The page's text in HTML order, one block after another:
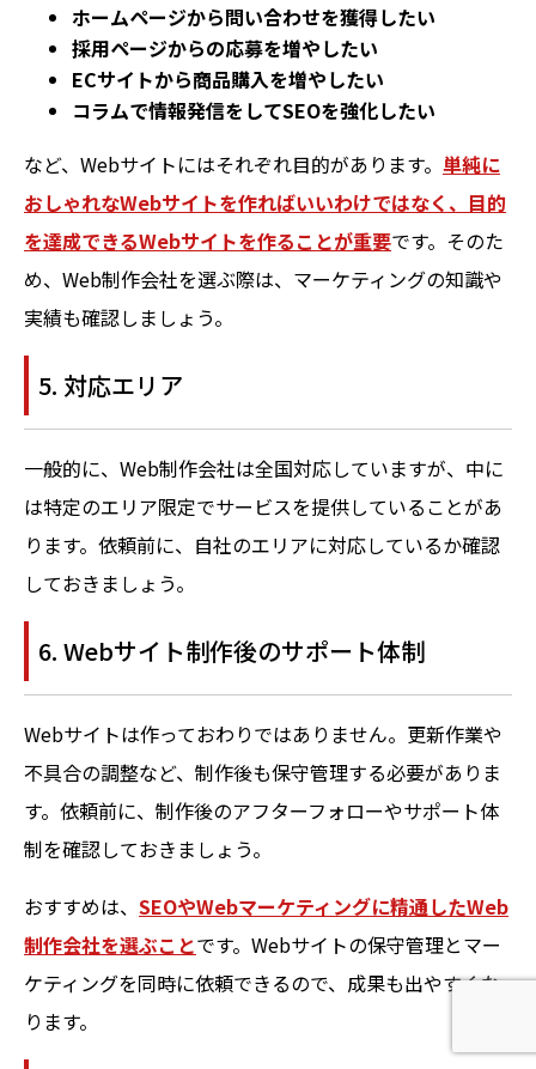
ホームページから問い合わせを獲得したい
採用ページからの応募を増やしたい
ECサイトから商品購入を増やしたい
コラムで情報発信をしてSEOを強化したい
など、Webサイトにはそれぞれ目的があります。 単純に
おしゃれなWebサイトを作ればいいわけではなく、目的
を達成できるWebサイトを作ることが重要です。そのた
め、Web制作会社を選ぶ際は、マーケティングの知識や
実績も確認しましょう。
5. 対応エリア
一般的に、Web制作会社は全国対応していますが、中に
は特定のエリア限定でサービスを提供していることがあ
ります。依頼前に、自社のエリアに対応しているか確認
しておきましょう。
6. Webサイト制作後のサポート体制
Webサイトは作っておわりではありません。更新作業や
不具合の調整など、制作後も保守管理する必要がありま
す。依頼前に、制作後のアフターフォローやサポート体
制を確認しておきましょう。
おすすめは、 SEOやWebマーケティングに精通したWeb
制作会社を選ぶことです。Webサイトの保守管理とマー
ケティングを同時に依頼できるので、成果も出やすくな
ります。